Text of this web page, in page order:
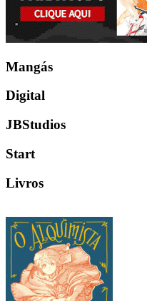
Mangás
Digital
JBStudios
Start
Livros